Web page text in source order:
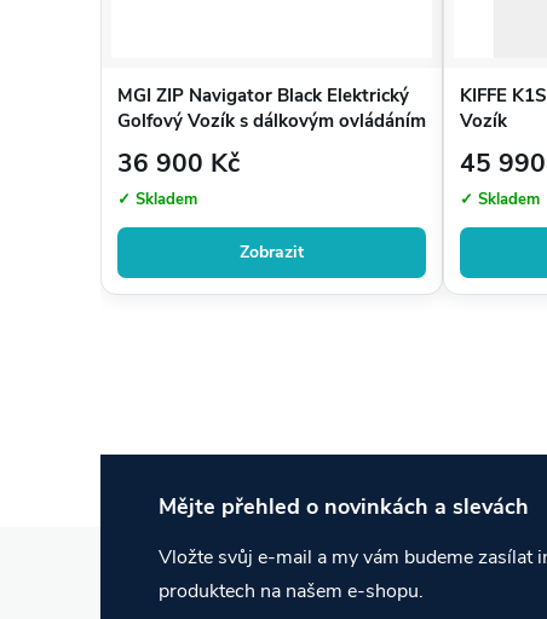
MGI ZIP Navigator Black Elektrický
Golfový Vozík s dálkovým ovládáním
36 900 Kč
✓ Skladem
Zobrazit
KIFFE
Vozík
45
✓ Skladem
Mějte přehled o novinkách a slevách
Vložte svůj e-mail a my vám budeme zasílat
produktech na našem e-shopu.